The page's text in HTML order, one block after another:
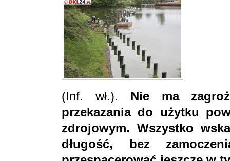
(Inf. wł.). Nie ma
przekazania do użytku
zdrojowym. Wszystko
długość, bez